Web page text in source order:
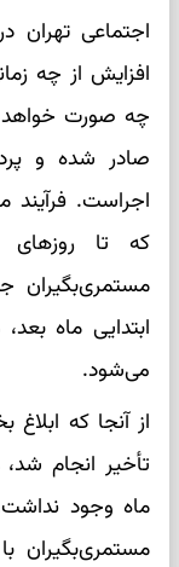
اجتماعی تهران
افزایش از چه
چه صورت خواهد
صادر شده و
اجراست.
که تا روزهای
مستمری‌بگیران
ابتدایی ماه
می‌شود.
از آنجا که
تأخیر انجام
ماه وجود
مستمری‌بگیران